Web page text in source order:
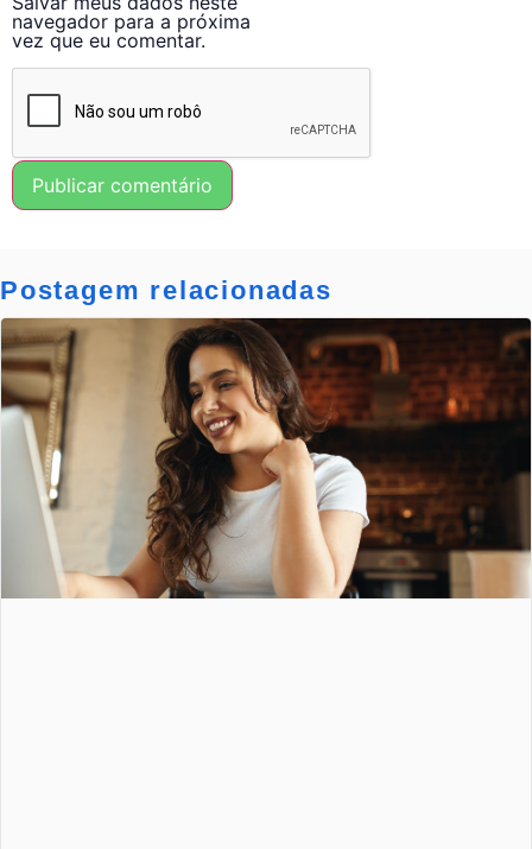
navegador para a próxima
vez que eu comentar.
Postagem relacionadas